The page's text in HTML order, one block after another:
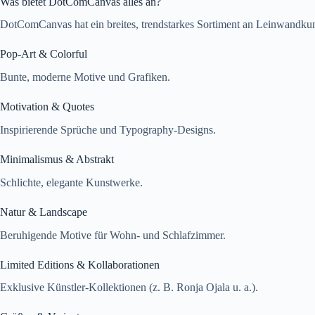
DotComCanvas hat ein breites, trendstarkes Sortiment an
Pop-Art & Colorful
Bunte, moderne Motive und Grafiken.
Motivation & Quotes
Inspirierende Sprüche und Typography-Designs.
Minimalismus & Abstrakt
Schlichte, elegante Kunstwerke.
Natur & Landscape
Beruhigende Motive für Wohn- und Schlafzimmer.
Limited Editions & Kollaborationen
Exklusive Künstler-Kollektionen (z. B. Ronja Ojala u. a.).